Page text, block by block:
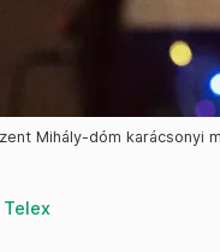
Mihály-dóm karácsonyi
Telex